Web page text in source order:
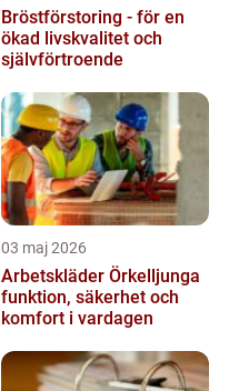
Bröstförstoring - för en
ökad livskvalitet och
självförtroende
03 maj 2026
Arbetskläder Örkelljunga
funktion, säkerhet och
komfort i vardagen